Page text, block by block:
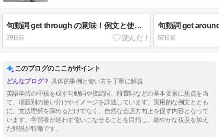
句動詞 get through の意味！例文と使い方を解説します
39日前 62日前
このブログのここがポイント
具体的事例と使い方を丁寧に解説
英語学習の中核を成す句動詞や接続詞、前置詞などの基本要素に焦点を当
て、場面別の使い分けやイメージを詳述しています。実用的な例文ととも
に、文法理解を深めるだけでなく、自然な会話力向上を促す内容となって
います。学習者が迷わず使いこなせることを目指し、細やかな視点を加え
た解説が特徴です。